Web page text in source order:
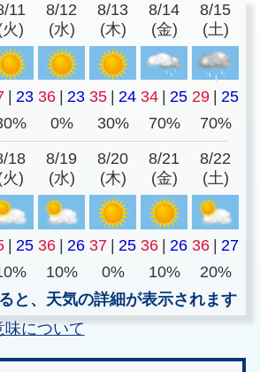
11
火)
8/12
(水)
8/13
(木)
8/14
(金)
8/15
(土)
23 36 23 35 24 34 25 29
25
0% 30% 70% 70%
18
火)
8/19
(水)
8/20
(木)
8/21
(金)
8/22
(土)
25 36 26 37 25 36 26 36
27
10% 0% 10%
20%
と、天気の詳細が表示されます
について